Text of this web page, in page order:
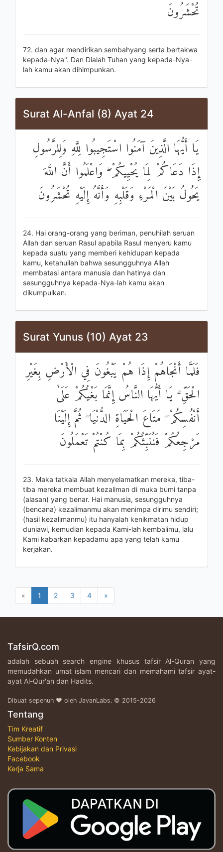
تُحْشَرُونَ
72. dan agar mendirikan sembahyang serta bertakwa
kepada-Nya". Dan Dialah Tuhan yang kepada-Nya-
lah kamu akan dihimpunkan.
Surat Al-Anfal (8) Ayat 24
يَا أَيُّهَا الَّذِينَ آمَنُوا اسْتَجِيبُوا لِلَّهِ وَلِلرَّسُولِ
إِذَا دَعَاكُمْ لِمَا يُحْيِيكُمْ ۖ وَاعْلَمُوا أَنَّ اللَّهَ
يَحُولُ بَيْنَ الْمَرْءِ وَقَلْبِهِ وَأَنَّهُ إِلَيْهِ تُحْشَرُونَ
24. Hai orang-orang yang beriman, penuhilah seruan
Allah dan seruan Rasul apabila Rasul menyeru kamu
kepada suatu yang memberi kehidupan kepada
kamu, ketahuilah bahwa sesungguhnya Allah
membatasi antara manusia dan hatinya dan
sesungguhnya kepada-Nya-lah kamu akan
dikumpulkan.
Surat Yunus (10) Ayat 23
فَلَمَّا أَنْجَاهُمْ إِذَا هُمْ يَبْغُونَ فِي الْأَرْضِ بِغَيْرِ
الْحَقِّ ۗ يَا أَيُّهَا النَّاسُ إِنَّمَا بَغْيُكُمْ عَلَىٰ
أَنْفُسِكُمْ ۖ مَتَاعَ الْحَيَاةِ الدُّنْيَا ۖ ثُمَّ إِلَيْنَا
مَرْجِعُكُمْ فَنُنَبِّئُكُمْ بِمَا كُنْتُمْ تَعْمَلُونَ
23. Maka tatkala Allah menyelamatkan mereka, tiba-
tiba mereka membuat kezaliman di muka bumi tanpa
(alasan) yang benar. Hai manusia, sesungguhnya
(bencana) kezalimanmu akan menimpa dirimu sendiri;
(hasil kezalimanmu) itu hanyalah kenikmatan hidup
duniawi, kemudian kepada Kami-lah kembalimu, lalu
Kami kabarkan kepadamu apa yang telah kamu
kerjakan.
« 1 2 3 4 »
TafsirQ.com
adalah sebuah search engine khusus tafsir Al-Quran yang
memudahkan umat islam mencari dan memahami tafsir ayat-
ayat Al-Qur'an dan Hadits.
Dibuat sepenuh ♥ oleh JavanLabs. © 2015-2026
Tentang
Tim Kreatif
Sumber Konten
Kebijakan dan Privasi
Facebook
Kerja Sama